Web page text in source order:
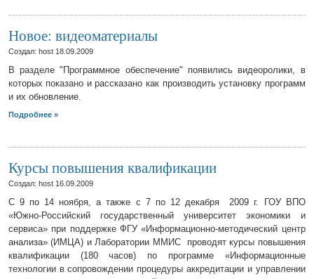
Новое: видеоматериалы
Создал: host 18.09.2009
В разделе "Программное обеспечение" появились видеоролики, в
которых показано и рассказано как производить установку программ
и их обновление.
Подробнее »
Курсы повышения квалификации
Создал: host 16.09.2009
C 9 по 14 ноября, а также с 7 по 12 декабря 2009 г. ГОУ ВПО
«Южно-Российский государственный университет экономики и
сервиса» при поддержке ФГУ «Информационно-методический центр
анализа» (ИМЦА) и Лаборатории ММИС проводят курсы повышения
квалификации (180 часов) по программе «Информационные
технологии в сопровождении процедуры аккредитации и управлении